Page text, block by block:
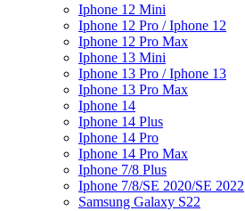
Iphone 12 Mini
Iphone 12 Pro / Iphone 12
Iphone 12 Pro Max
Iphone 13 Mini
Iphone 13 Pro / Iphone 13
Iphone 13 Pro Max
Iphone 14
Iphone 14 Plus
Iphone 14 Pro
Iphone 14 Pro Max
Iphone 7/8 Plus
Iphone 7/8/SE 2020/SE 2022
Samsung Galaxy S22